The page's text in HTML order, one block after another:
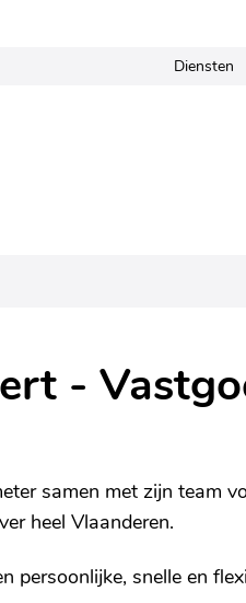
Naar
Diensten
-
samen met zijn team
heel Vlaanderen.
snelle en